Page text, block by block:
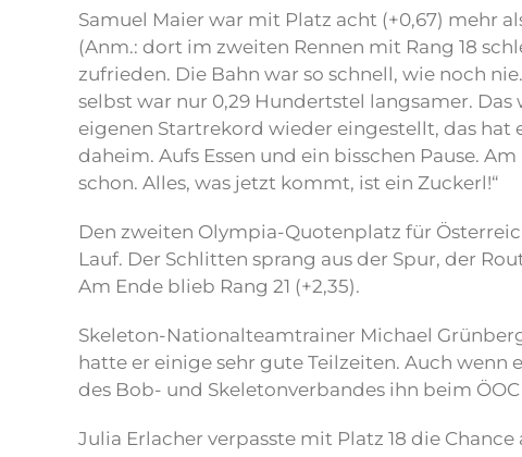
Samuel Maier war mit Platz acht (+0,67) mehr
(Anm.: dort im zweiten Rennen mit Rang 18
zufrieden. Die Bahn war so schnell, wie noch
selbst war nur 0,29 Hundertstel langsamer.
eigenen Startrekord wieder eingestellt, das
daheim. Aufs Essen und ein bisschen Pause.
schon. Alles, was jetzt kommt, ist ein Zuckerl!“
Den zweiten Olympia-Quotenplatz für
Lauf. Der Schlitten sprang aus der Spur, der
Am Ende blieb Rang 21 (+2,35).
Skeleton-Nationalteamtrainer Michael
hatte er einige sehr gute Teilzeiten. Auch
des Bob- und Skeletonverbandes ihn beim
Julia Erlacher verpasste mit Platz 18 die